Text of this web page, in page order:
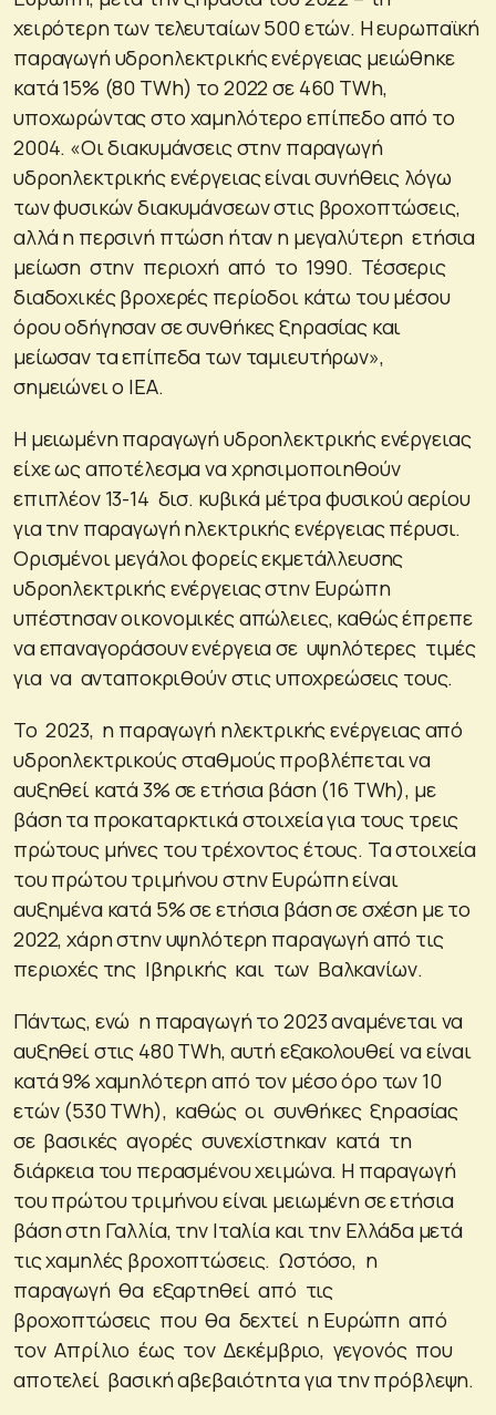
χειρότερη των τελευταίων 500 ετών. Η ευρωπαϊκή
παραγωγή υδροηλεκτρικής ενέργειας μειώθηκε
κατά 15% (80 TWh) το 2022 σε 460 TWh,
υποχωρώντας στο χαμηλότερο επίπεδο από το
2004. «Οι διακυμάνσεις στην παραγωγή
υδροηλεκτρικής ενέργειας είναι συνήθεις λόγω
των φυσικών διακυμάνσεων στις βροχοπτώσεις,
αλλά η περσινή πτώση ήταν η μεγαλύτερη ετήσια
μείωση στην περιοχή από το 1990. Τέσσερις
διαδοχικές βροχερές περίοδοι κάτω του μέσου
όρου οδήγησαν σε συνθήκες ξηρασίας και
μείωσαν τα επίπεδα των ταμιευτήρων»,
σημειώνει ο ΙΕΑ.
Η μειωμένη παραγωγή υδροηλεκτρικής ενέργειας
είχε ως αποτέλεσμα να χρησιμοποιηθούν
επιπλέον 13-14 δισ. κυβικά μέτρα φυσικού αερίου
για την παραγωγή ηλεκτρικής ενέργειας πέρυσι.
Ορισμένοι μεγάλοι φορείς εκμετάλλευσης
υδροηλεκτρικής ενέργειας στην Ευρώπη
υπέστησαν οικονομικές απώλειες, καθώς έπρεπε
να επαναγοράσουν ενέργεια σε υψηλότερες τιμές
για να ανταποκριθούν στις υποχρεώσεις τους.
Το 2023, η παραγωγή ηλεκτρικής ενέργειας από
υδροηλεκτρικούς σταθμούς προβλέπεται να
αυξηθεί κατά 3% σε ετήσια βάση (16 TWh), με
βάση τα προκαταρκτικά στοιχεία για τους τρεις
πρώτους μήνες του τρέχοντος έτους. Τα στοιχεία
του πρώτου τριμήνου στην Ευρώπη είναι
αυξημένα κατά 5% σε ετήσια βάση σε σχέση με το
2022, χάρη στην υψηλότερη παραγωγή από τις
περιοχές της Ιβηρικής και των Βαλκανίων.
Πάντως, ενώ η παραγωγή το 2023 αναμένεται να
αυξηθεί στις 480 TWh, αυτή εξακολουθεί να είναι
κατά 9% χαμηλότερη από τον μέσο όρο των 10
ετών (530 TWh), καθώς οι συνθήκες ξηρασίας
σε βασικές αγορές συνεχίστηκαν κατά τη
διάρκεια του περασμένου χειμώνα. Η παραγωγή
του πρώτου τριμήνου είναι μειωμένη σε ετήσια
βάση στη Γαλλία, την Ιταλία και την Ελλάδα μετά
τις χαμηλές βροχοπτώσεις. Ωστόσο, η
παραγωγή θα εξαρτηθεί από τις
βροχοπτώσεις που θα δεχτεί η Ευρώπη από
τον Απρίλιο έως τον Δεκέμβριο, γεγονός που
αποτελεί βασική αβεβαιότητα για την πρόβλεψη.